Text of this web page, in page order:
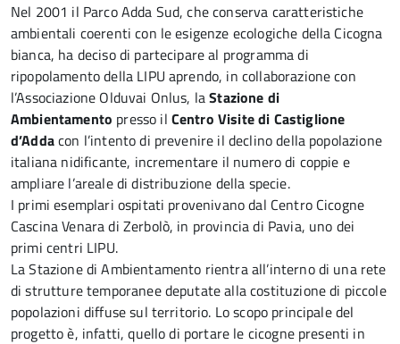
Nel 2001 il Parco Adda Sud, che conserva caratteristiche
ambientali coerenti con le esigenze ecologiche della Cicogna
bianca, ha deciso di partecipare al programma di
ripopolamento della LIPU aprendo, in collaborazione con
l’Associazione Olduvai Onlus, laStazione di
Ambientamento presso il Centro Visite di Castiglione
d’Addacon l’intento di prevenire il declino della popolazione
italiana nidificante, incrementare il numero di coppie e
ampliare l’areale di distribuzione della specie.
I primi esemplari ospitati provenivano dal Centro Cicogne
Cascina Venara di Zerbolò, in provincia di Pavia, uno dei
primi centri LIPU.
La Stazione di Ambientamento rientra all’interno di una rete
di strutture temporanee deputate alla costituzione di piccole
popolazioni diffuse sul territorio. Lo scopo principale del
progetto è, infatti, quello di portare le cicogne presenti in